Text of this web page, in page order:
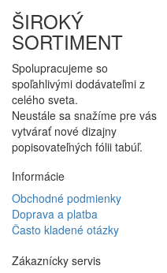
ŠIROKÝ
SORTIMENT
Spolupracujeme so
spoľahlivými dodávateľmi z
celého sveta.
Neustále sa snažíme pre vás
vytvárať nové dizajny
popisovateľných fólii tabúľ.
Informácie
Obchodné podmienky
Doprava a platba
Často kladené otázky
Zákaznícky servis